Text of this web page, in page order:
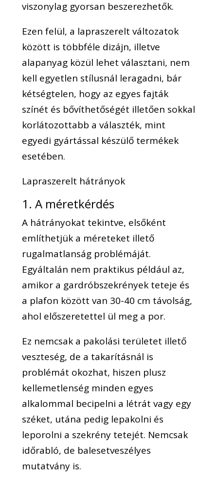
viszonylag gyorsan beszerezhetők.
Ezen felül, a lapraszerelt változatok
között is többféle dizájn, illetve
alapanyag közül lehet választani, nem
kell egyetlen stílusnál leragadni, bár
kétségtelen, hogy az egyes fajták
színét és bővíthetőségét illetően sokkal
korlátozottabb a választék, mint
egyedi gyártással készülő termékek
esetében.
Lapraszerelt hátrányok
1. A méretkérdés
A hátrányokat tekintve, elsőként
említhetjük a méreteket illető
rugalmatlanság problémáját.
Egyáltalán nem praktikus például az,
amikor a gardróbszekrények teteje és
a plafon között van 30-40 cm távolság,
ahol előszeretettel ül meg a por.
Ez nemcsak a pakolási területet illető
veszteség, de a takarításnál is
problémát okozhat, hiszen plusz
kellemetlenség minden egyes
alkalommal becipelni a létrát vagy egy
széket, utána pedig lepakolni és
leporolni a szekrény tetejét. Nemcsak
időrabló, de balesetveszélyes
mutatvány is.